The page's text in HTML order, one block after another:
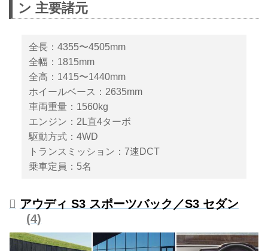
が333ps／420Nmにパワーアップ
スが向上している。欧州で2024
両価格は55,600 ユーロからとア
ナウンスされている。
ン 主要諸元
全長：4355〜4505mm
全幅：1815mm
全高：1415〜1440mm
ホイールベース：2635mm
車両重量：1560kg
エンジン：2L直4ターボ
駆動方式：4WD
トランスミッション：7速DCT
乗車定員：5名
アウディ S3 スポーツバック／S3 セダン
4